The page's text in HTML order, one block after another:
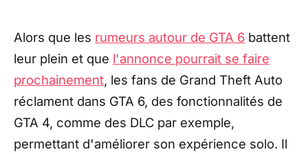
Alors que les rumeurs autour de GTA 6 battent
leur plein et que l'annonce pourrait se faire
prochainement, les fans de Grand Theft Auto
réclament dans GTA 6, des fonctionnalités de
GTA 4, comme des DLC par exemple,
permettant d'améliorer son expérience solo. Il